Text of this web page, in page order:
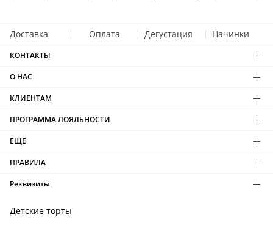
Доставка Оплата Дегустация Начинки
КОНТАКТЫ
О НАС
КЛИЕНТАМ
ПРОГРАММА ЛОЯЛЬНОСТИ
ЕЩЕ
ПРАВИЛА
Реквизиты
Детские торты